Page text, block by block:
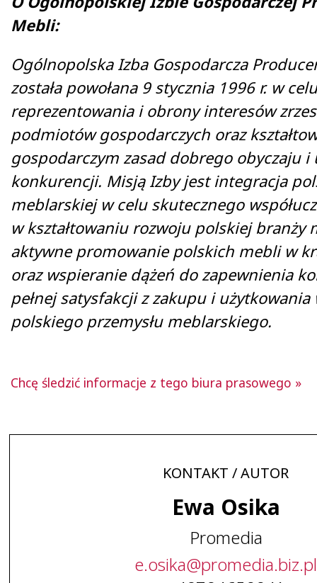
Mebli:
Ogólnopolska Izba Gospodarcza
została powołana 9 stycznia 1996 r. w celu
reprezentowania i obrony interesów
podmiotów gospodarczych oraz
gospodarczym zasad dobrego obyczaju i
konkurencji. Misją Izby jest integracja
meblarskiej w celu skutecznego
w kształtowaniu rozwoju polskiej branży
aktywne promowanie polskich mebli w
oraz wspieranie dążeń do zapewnienia
pełnej satysfakcji z zakupu i
polskiego przemysłu meblarskiego.
Chcę śledzić informacje z tego biura prasowego »
KONTAKT / AUTOR
Ewa Osika
Promedia
e.osika@promedia.biz.pl